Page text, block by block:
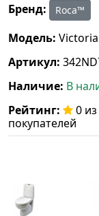
Бренд:
Roca™
Модель:
Артикул:
Наличие: В
Рейтинг:
0
покупателей